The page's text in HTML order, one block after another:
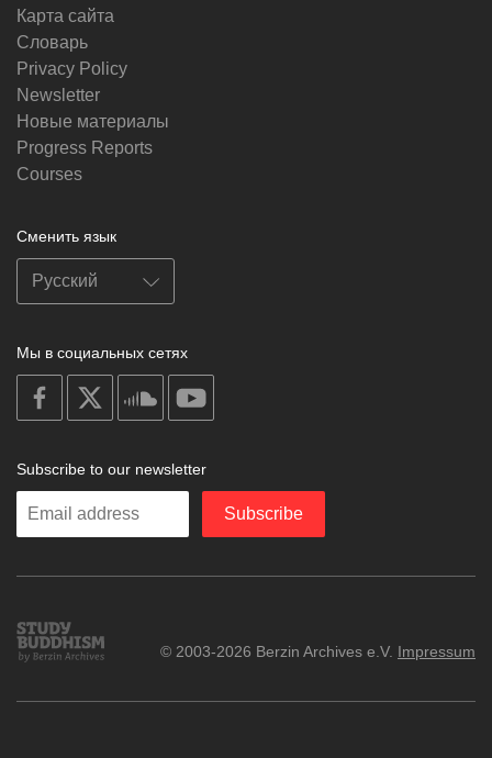
Карта сайта
Словарь
Privacy Policy
Newsletter
Новые материалы
Progress Reports
Courses
Сменить язык
Мы в социальных сетях
on
facebook
on
on
soundcloud
Subscribe to our newsletter
Enter
Subscribe
Study
Buddhism
© 2003-2026 Berzin Archives e.V. Impressum